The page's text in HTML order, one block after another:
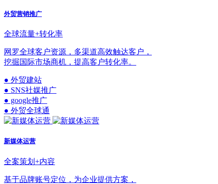
外贸营销推广
全球流量+转化率
网罗全球客户资源，多渠道高效触达客户，
挖掘国际市场商机，提高客户转化率。
● 外贸建站
● SNS社媒推广
● google推广
● 外贸全球通
新媒体运营
全案策划+内容
基于品牌账号定位，为企业提供方案，